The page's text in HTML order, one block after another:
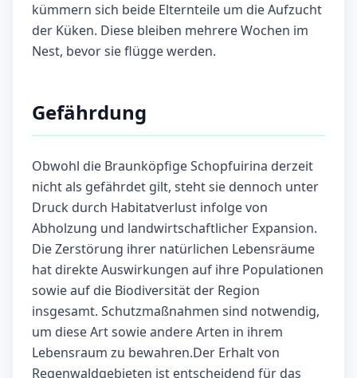
kümmern sich beide Elternteile um die Aufzucht
der Küken. Diese bleiben mehrere Wochen im
Nest, bevor sie flügge werden.
Gefährdung
Obwohl die Braunköpfige Schopfuirina derzeit
nicht als gefährdet gilt, steht sie dennoch unter
Druck durch Habitatverlust infolge von
Abholzung und landwirtschaftlicher Expansion.
Die Zerstörung ihrer natürlichen Lebensräume
hat direkte Auswirkungen auf ihre Populationen
sowie auf die Biodiversität der Region
insgesamt. Schutzmaßnahmen sind notwendig,
um diese Art sowie andere Arten in ihrem
Lebensraum zu bewahren.Der Erhalt von
Regenwaldgebieten ist entscheidend für das